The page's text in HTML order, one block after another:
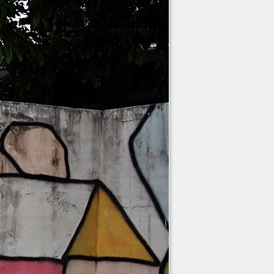
Yealing的自拍日誌
Banner – 2012花東夏之旅輪播中